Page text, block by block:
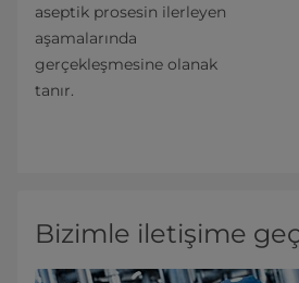
aseptik prosesin ilerleyen
aşamalarında
gerçekleşmesine olanak
tanır.
Bizimle iletişime